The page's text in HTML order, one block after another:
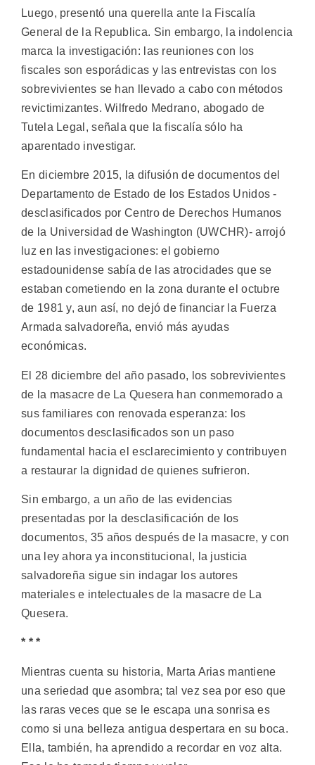
Luego, presentó una querella ante la Fiscalía
General de la Republica. Sin embargo, la indolencia
marca la investigación: las reuniones con los
fiscales son esporádicas y las entrevistas con los
sobrevivientes se han llevado a cabo con métodos
revictimizantes. Wilfredo Medrano, abogado de
Tutela Legal, señala que la fiscalía sólo ha
aparentado investigar.
En diciembre 2015, la difusión de documentos del
Departamento de Estado de los Estados Unidos -
desclasificados por Centro de Derechos Humanos
de la Universidad de Washington (UWCHR)- arrojó
luz en las investigaciones: el gobierno
estadounidense sabía de las atrocidades que se
estaban cometiendo en la zona durante el octubre
de 1981 y, aun así, no dejó de financiar la Fuerza
Armada salvadoreña, envió más ayudas
económicas.
El 28 diciembre del año pasado, los sobrevivientes
de la masacre de La Quesera han conmemorado a
sus familiares con renovada esperanza: los
documentos desclasificados son un paso
fundamental hacia el esclarecimiento y contribuyen
a restaurar la dignidad de quienes sufrieron.
Sin embargo, a un año de las evidencias
presentadas por la desclasificación de los
documentos, 35 años después de la masacre, y con
una ley ahora ya inconstitucional, la justicia
salvadoreña sigue sin indagar los autores
materiales e intelectuales de la masacre de La
Quesera.
* * *
Mientras cuenta su historia, Marta Arias mantiene
una seriedad que asombra; tal vez sea por eso que
las raras veces que se le escapa una sonrisa es
como si una belleza antigua despertara en su boca.
Ella, también, ha aprendido a recordar en voz alta.